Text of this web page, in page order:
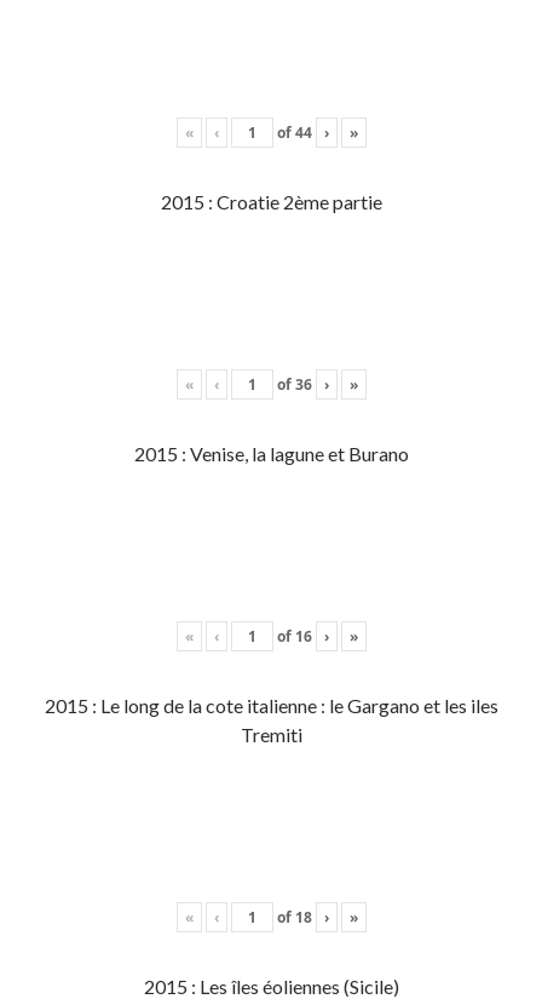
« ‹ of44 › »
2015 : Croatie 2ème partie
« ‹ of36 › »
2015 : Venise, la lagune et Burano
« ‹ of 16 › »
2015 : Le long de la cote italienne : le Gargano et les iles
Tremiti
« ‹ of 18 › »
2015 : Les îles éoliennes (Sicile)